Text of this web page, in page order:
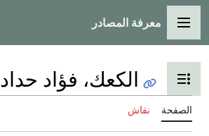
القائمة الرئيسية
معرفة المصادر
تبديل عرض جدول المحتويات
الكعك، فؤاد حداد
الصفحة نقاش